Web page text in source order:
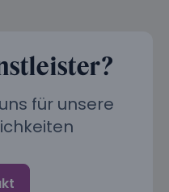
für unsere